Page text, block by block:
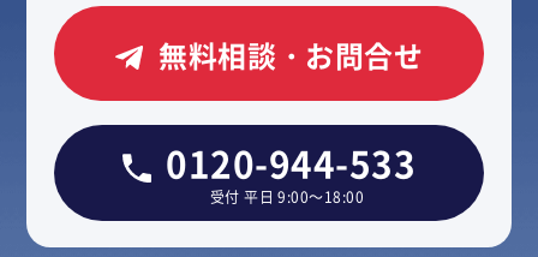
無料相談・お問合せ
0120-944-533
受付 平日 9:00～18:00